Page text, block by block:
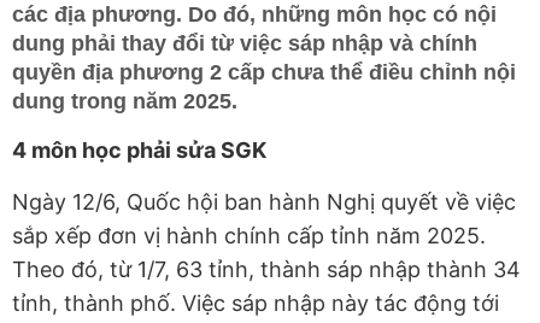
các địa phương. Do đó, những môn học có nội
dung phải thay đổi từ việc sáp nhập và chính
quyền địa phương 2 cấp chưa thể điều chỉnh nội
dung trong năm 2025.
4 môn học phải sửa SGK
Ngày 12/6, Quốc hội ban hành Nghị quyết về việc
sắp xếp đơn vị hành chính cấp tỉnh năm 2025.
Theo đó, từ 1/7, 63 tỉnh, thành sáp nhập thành 34
tỉnh, thành phố. Việc sáp nhập này tác động tới